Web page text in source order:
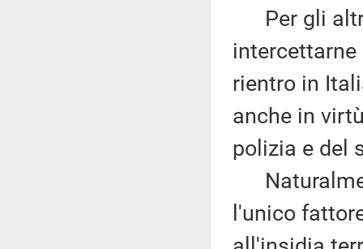
Per gli altri
rientro in
anche in
polizia e del
l'unico